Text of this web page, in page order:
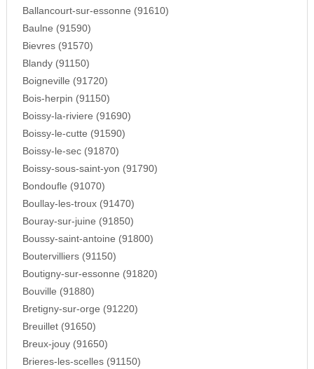
Ballancourt-sur-essonne (91610)
Baulne (91590)
Bievres (91570)
Blandy (91150)
Boigneville (91720)
Bois-herpin (91150)
Boissy-la-riviere (91690)
Boissy-le-cutte (91590)
Boissy-le-sec (91870)
Boissy-sous-saint-yon (91790)
Bondoufle (91070)
Boullay-les-troux (91470)
Bouray-sur-juine (91850)
Boussy-saint-antoine (91800)
Boutervilliers (91150)
Boutigny-sur-essonne (91820)
Bouville (91880)
Bretigny-sur-orge (91220)
Breuillet (91650)
Breux-jouy (91650)
Brieres-les-scelles (91150)